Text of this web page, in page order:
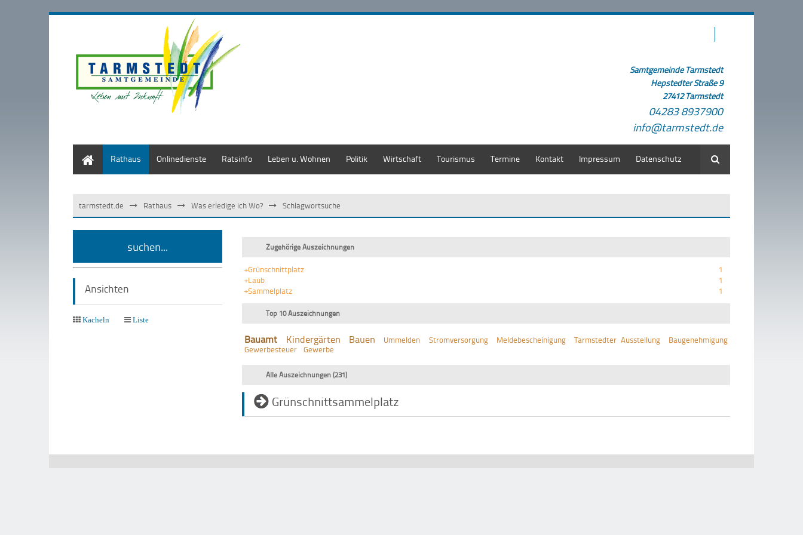
Samtgemeinde Tarmstedt
Hepstedter Straße 9
27412 Tarmstedt
04283 8937900
info@tarmstedt.de
Rathaus Onlinedienste Ratsinfo Leben u. Wohnen Politik Wirtschaft Tourismus Termine Kontakt Impressum Datenschutz Suche
tarmstedt.de Rathaus Was erledige ich Wo? Schlagwortsuche
suchen...
Ansichten
Kacheln Liste
Zugehörige Auszeichnungen
+Grünschnittplatz
1
+Laub
1
+Sammelplatz
1
Top 10 Auszeichnungen
Bauamt Kindergärten Bauen Ummelden Stromversorgung Meldebescheinigung Tarmstedter Ausstellung
Baugenehmigung
Gewerbesteuer
Gewerbe
Alle Auszeichnungen (231)
Grünschnittsammelplatz